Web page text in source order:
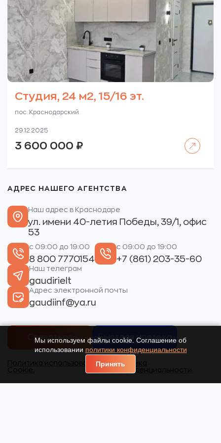
Студия, 24 м2, 15/16 эт.
пос. Краснодарский.
29.12.2025
3 600 000 ₽
АДРЕС НАШЕГО АГЕНТСТВА
Наш адрес в Краснодаре
ул. имени 40-летия Победы, 39/1, офис
53
с 09:00 до 19:00
8 800 7770154
с 09:00 до 19:00
+7 (861) 203-35-60
Наш телеграм
gaudirielt
Адрес электронной почты
gaudiinf@ya.ru
Связаться Быстрая ипотека
Политика использования
Cookie.
Политика
конфиденциальности.
Мы используем файлы cookie. Соглашение об
использовании политики конфиденциальности
Принять